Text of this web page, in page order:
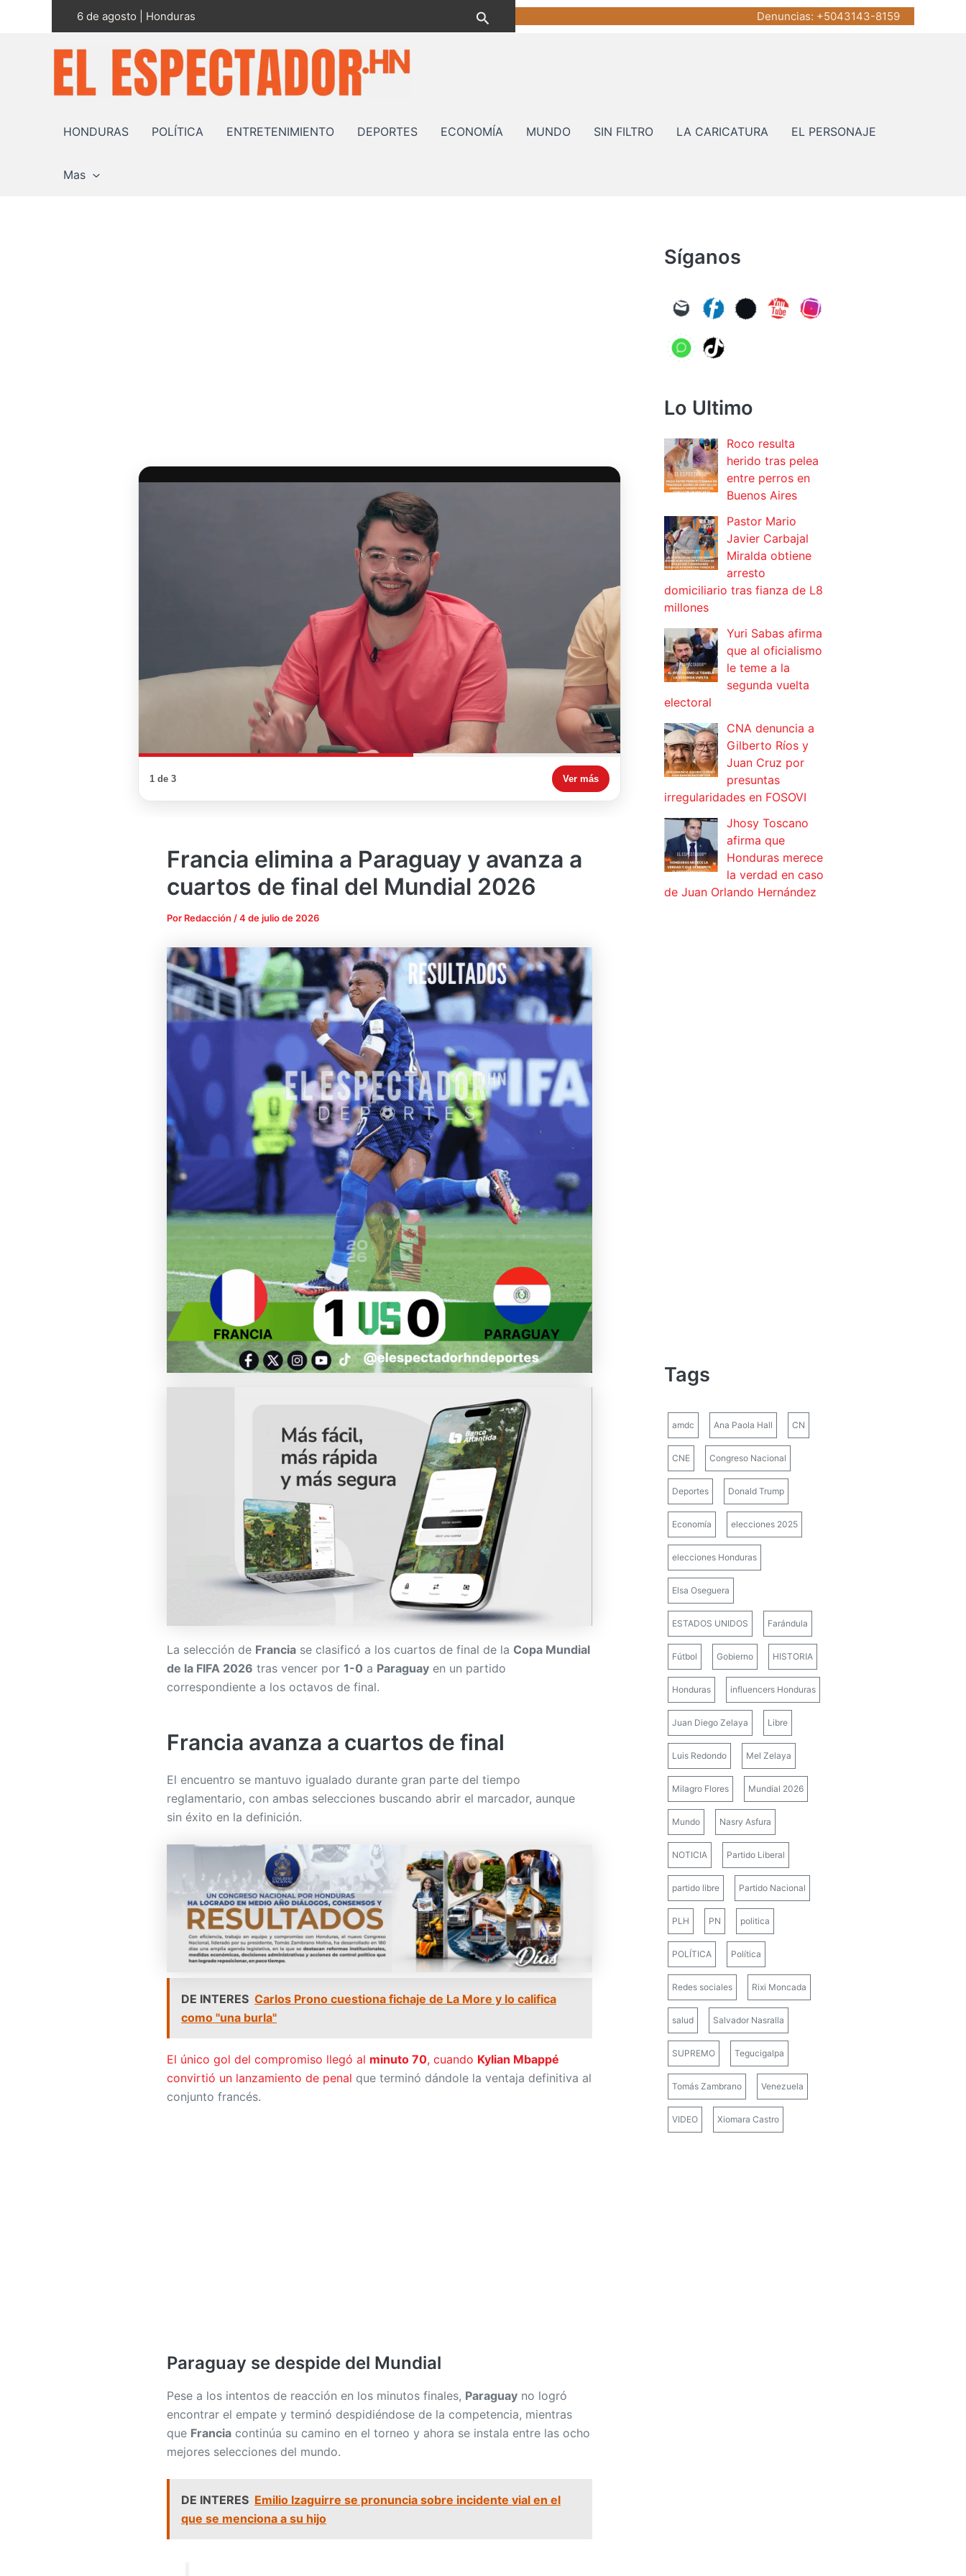
6 de agosto | Honduras Buscar Denuncias: +5043143-8159
HONDURAS POLÍTICA ENTRETENIMIENTO DEPORTES ECONOMÍA MUNDO SIN FILTRO LA CARICATURA EL PERSONAJE
Mas
1 de 3 Ver más
Francia elimina a Paraguay y avanza a
cuartos de final del Mundial 2026
Por Redacción /4 de julio de 2026
La selección de Francia se clasificó a los cuartos de final de la Copa Mundial
de la FIFA 2026 tras vencer por 1-0 a Paraguay en un partido
correspondiente a los octavos de final.
Francia avanza a cuartos de final
El encuentro se mantuvo igualado durante gran parte del tiempo
reglamentario, con ambas selecciones buscando abrir el marcador, aunque
sin éxito en la definición.
DE INTERES Carlos Prono cuestiona fichaje de La More y lo califica
como "una burla"
El único gol del compromiso llegó al minuto 70, cuando Kylian Mbappé
convirtió un lanzamiento de penal que terminó dándole la ventaja definitiva al
conjunto francés.
Paraguay se despide del Mundial
Pese a los intentos de reacción en los minutos finales, Paraguay no logró
encontrar el empate y terminó despidiéndose de la competencia, mientras
que Francia continúa su camino en el torneo y ahora se instala entre las ocho
mejores selecciones del mundo.
DE INTERES Emilio Izaguirre se pronuncia sobre incidente vial en el
que se menciona a su hijo
Síganos
Lo Ultimo
Roco resulta
herido tras pelea
entre perros en
Buenos Aires
Pastor Mario
Javier Carbajal
Miralda obtiene
arresto
domiciliario tras fianza de L8
millones
Yuri Sabas afirma
que al oficialismo
le teme a la
segunda vuelta
electoral
CNA denuncia a
Gilberto Ríos y
Juan Cruz por
presuntas
irregularidades en FOSOVI
Jhosy Toscano
afirma que
Honduras merece
la verdad en caso
de Juan Orlando Hernández
Tags
amdc Ana Paola Hall CN
CNE Congreso Nacional
Deportes Donald Trump
Economía elecciones 2025
elecciones Honduras
Elsa Oseguera
ESTADOS UNIDOS Farándula
Fútbol Gobierno HISTORIA
Honduras influencers Honduras
Juan Diego Zelaya Libre
Luis Redondo Mel Zelaya
Milagro Flores Mundial 2026
Mundo Nasry Asfura
NOTICIA Partido Liberal
partido libre Partido Nacional
PLH PN politica
POLÍTICA Política
Redes sociales Rixi Moncada
salud Salvador Nasralla
SUPREMO Tegucigalpa
Tomás Zambrano Venezuela
VIDEO Xiomara Castro